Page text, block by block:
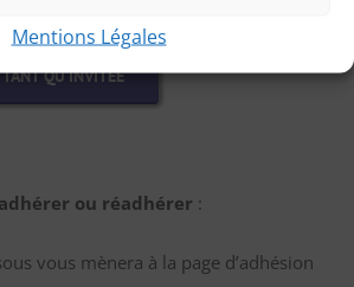
Mentions Légales
QU’INVITÉE
ou réadhérer :
vous mènera à la page d’adhésion